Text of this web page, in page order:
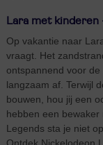
Lara met
Op vakantie naar
vraagt. Het
ontspannend voor
langzaam af. Terwijl
bouwen, hou jij een
hebben een
Legends sta je niet
Ontdek Nickelodeon